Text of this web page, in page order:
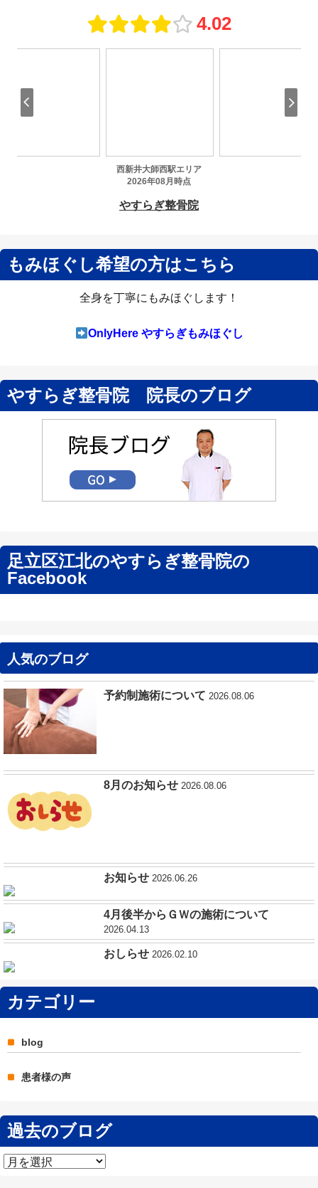
もみほぐし希望の方はこちら
全身を丁寧にもみほぐします！
OnlyHere やすらぎもみほぐし
やすらぎ整骨院 院長のブログ
足立区江北のやすらぎ整骨院の
Facebook
人気のブログ
予約制施術について 2026.08.06
8月のお知らせ 2026.08.06
お知らせ 2026.06.26
4月後半からＧＷの施術について
2026.04.13
おしらせ 2026.02.10
カテゴリー
blog
患者様の声
過去のブログ
過